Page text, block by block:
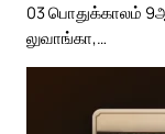
03 பொதுக்காலம்
லுவாங்கா,…